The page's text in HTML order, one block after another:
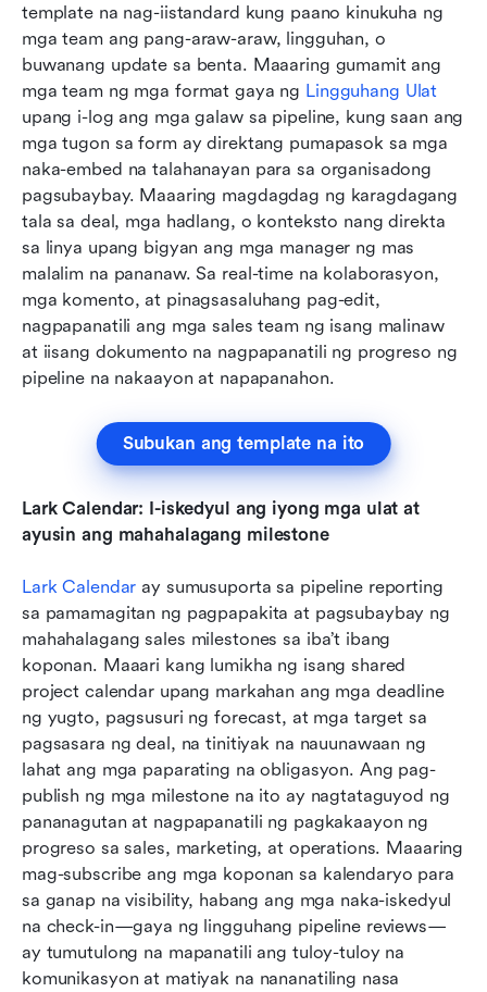
template na nag-iistandard kung paano kinukuha ng
mga team ang pang-araw-araw, lingguhan, o
buwanang update sa benta. Maaaring gumamit ang
mga team ng mga format gaya ng Lingguhang Ulat
upang i-log ang mga galaw sa pipeline, kung saan ang
mga tugon sa form ay direktang pumapasok sa mga
naka-embed na talahanayan para sa organisadong
pagsubaybay. Maaaring magdagdag ng karagdagang
tala sa deal, mga hadlang, o konteksto nang direkta
sa linya upang bigyan ang mga manager ng mas
malalim na pananaw. Sa real-time na kolaborasyon,
mga komento, at pinagsasaluhang pag-edit,
nagpapanatili ang mga sales team ng isang malinaw
at iisang dokumento na nagpapanatili ng progreso ng
pipeline na nakaayon at napapanahon.
Subukan ang template na ito
Lark Calendar: I-iskedyul ang iyong mga ulat at
ayusin ang mahahalagang milestone
Lark Calendar ay sumusuporta sa pipeline reporting
sa pamamagitan ng pagpapakita at pagsubaybay ng
mahahalagang sales milestones sa iba’t ibang
koponan. Maaari kang lumikha ng isang shared
project calendar upang markahan ang mga deadline
ng yugto, pagsusuri ng forecast, at mga target sa
pagsasara ng deal, na tinitiyak na nauunawaan ng
lahat ang mga paparating na obligasyon. Ang pag-
publish ng mga milestone na ito ay nagtataguyod ng
pananagutan at nagpapanatili ng pagkakaayon ng
progreso sa sales, marketing, at operations. Maaaring
mag-subscribe ang mga koponan sa kalendaryo para
sa ganap na visibility, habang ang mga naka-iskedyul
na check-in—gaya ng lingguhang pipeline reviews—
ay tumutulong na mapanatili ang tuloy-tuloy na
komunikasyon at matiyak na nananatiling nasa